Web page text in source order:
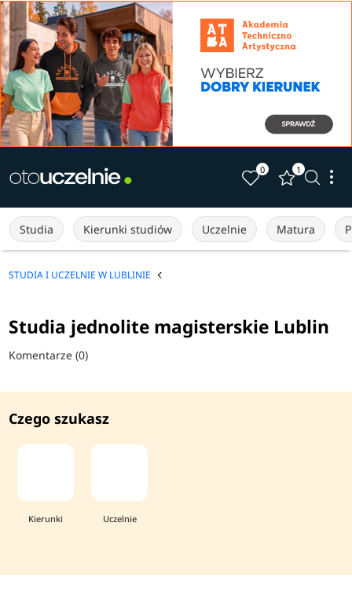
0 1
Studia Kierunki studiów Uczelnie Matura
STUDIA I UCZELNIE W LUBLINIE
Studia jednolite magisterskie Lublin
Komentarze (0)
Czego szukasz
Kierunki Uczelnie